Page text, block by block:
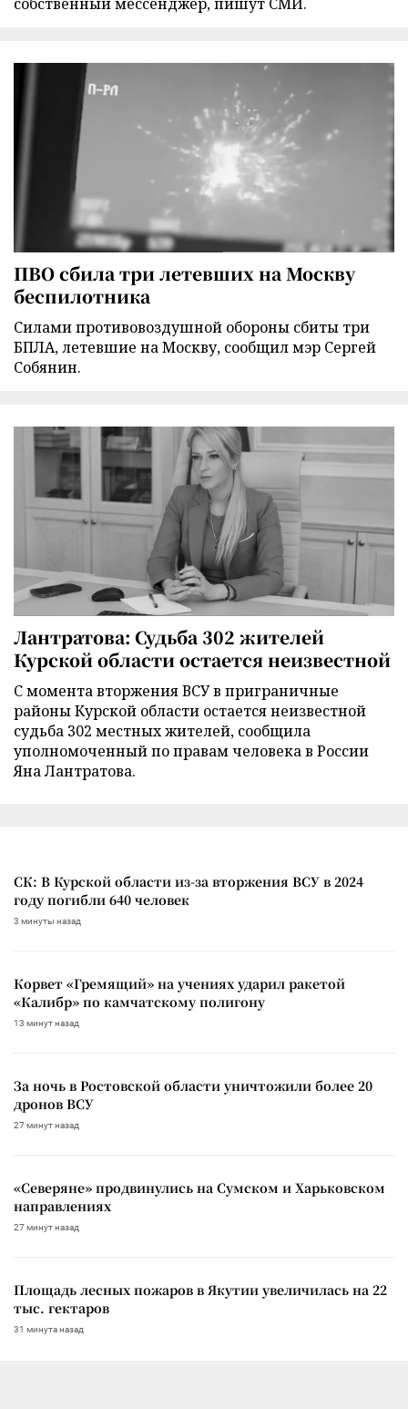
ПВО сбила три летевших на Москву
беспилотника
Силами противовоздушной обороны сбиты три
БПЛА, летевшие на Москву, сообщил мэр Сергей
Собянин.
Лантратова: Судьба 302 жителей
Курской области остается неизвестной
С момента вторжения ВСУ в приграничные
районы Курской области остается неизвестной
судьба 302 местных жителей, сообщила
уполномоченный по правам человека в России
Яна Лантратова.
СК: В Курской области из-за вторжения ВСУ в 2024
году погибли 640 человек
3 минуты назад
Корвет «Гремящий» на учениях ударил ракетой
«Калибр» по камчатскому полигону
13 минут назад
За ночь в Ростовской области уничтожили более 20
дронов ВСУ
27 минут назад
«Северяне» продвинулись на Сумском и Харьковском
направлениях
27 минут назад
Площадь лесных пожаров в Якутии увеличилась на 22
тыс. гектаров
31 минута назад